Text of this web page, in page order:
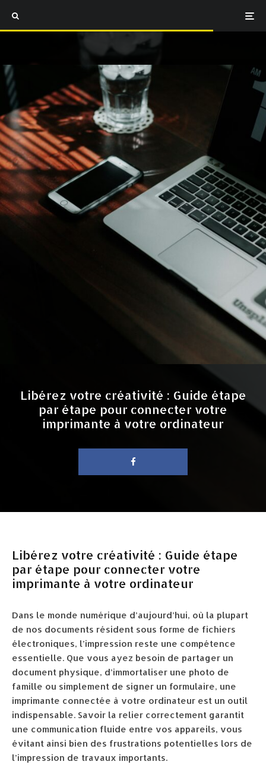
Libérez votre créativité : Guide étape
par étape pour connecter votre
imprimante à votre ordinateur
Libérez votre créativité : Guide étape
par étape pour connecter votre
imprimante à votre ordinateur
Dans le monde numérique d’aujourd’hui, où la plupart
de nos documents résident sous forme de fichiers
électroniques, l’impression reste une compétence
essentielle. Que vous ayez besoin de partager un
document physique, d’immortaliser une photo de
famille ou simplement de signer un formulaire, une
imprimante connectée à votre ordinateur est un outil
indispensable. Savoir la relier correctement garantit
une communication fluide entre vos appareils, vous
évitant ainsi bien des frustrations potentielles lors de
l’impression de travaux importants.